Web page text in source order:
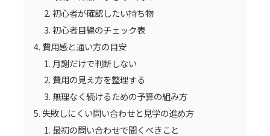
初心者が確認したい持ち物
初心者目線のチェック表
費用感と通い方の目安
月謝だけで判断しない
費用の見え方を整理する
無理なく続けるための予算の組み方
失敗しにくい問い合わせと見学の進め方
最初の問い合わせで聞くべきこと